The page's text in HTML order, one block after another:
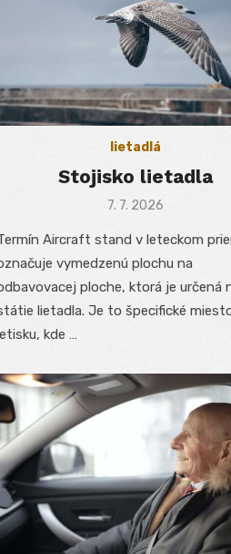
lietadlá
Stojisko lietadla
Posted
7. 7. 2026
Aircraft stand v leteckom
vymedzenú plochu na
ploche, ktorá je určená
lietadla. Je to špecifické
kde …